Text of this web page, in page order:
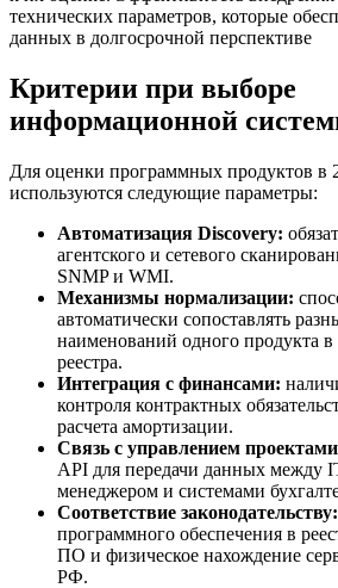
технических параметров, которые
данных в долгосрочной перспективе
Критерии при выборе
информационной
Для оценки программных продуктов в
используются следующие параметры:
Автоматизация Discovery:
агентского и сетевого
SNMP и WMI.
Механизмы нормализации:
автоматически сопоставлять
наименований одного продукта
реестра.
Интеграция с финансами:
контроля контрактных
расчета амортизации.
Связь с управлением
API для передачи данных между
менеджером и системами
Соответствие законодательству:
программного обеспечения в
ПО и физическое нахождение
РФ.